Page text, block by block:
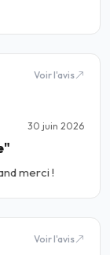
30 juin 2026
merci !
Voir l'avis
Voir l'avis